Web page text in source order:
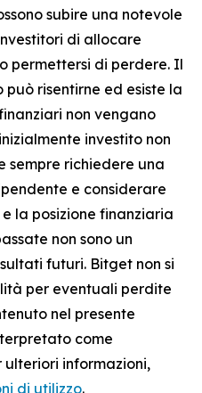
subire una notevole
di allocare
permettersi di perdere. Il
risentirne ed esiste la
non vengano
investito non
sempre richiedere una
e considerare
la posizione finanziaria
non sono un
futuri. Bitget non si
per eventuali perdite
nel presente
come
ulteriori informazioni,
di utilizzo.